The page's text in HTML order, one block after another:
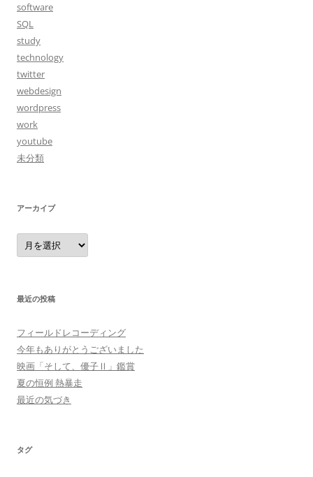
software
SQL
study
technology
twitter
webdesign
wordpress
work
youtube
未分類
アーカイブ
ア
ー
カ
最近の投稿
フィールドレコーディング
今年もありがとうございました
映画「そして、優子Ⅱ」鑑賞
夏の恒例 熱暴走
最近の気づき
タグ